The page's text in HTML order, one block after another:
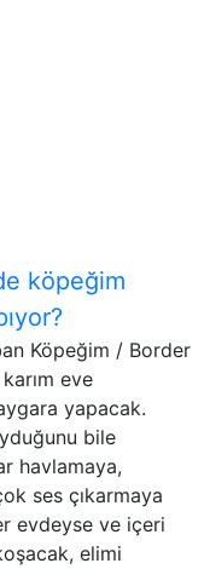
köpeğim
Köpeğim / Border
eve
yapacak.
bile
havlamaya,
ses çıkarmaya
evdeyse ve içeri
elimi